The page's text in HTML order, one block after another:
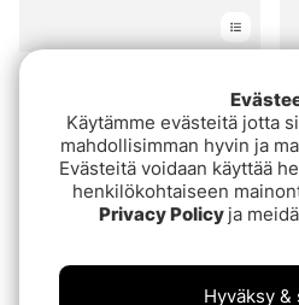
Ankle Boot Monument
Grey
€99
Käytämme evästeitä jotta
mahdollisimman hyvin ja
Evästeitä voidaan käyttää
henkilökohtaiseen
Privacy Policy ja
Hyväksy &